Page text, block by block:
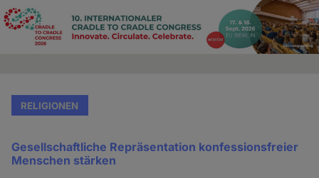
Advertising
RELIGIONEN
Gesellschaftliche Repräsentation konfessionsfreier
Menschen stärken